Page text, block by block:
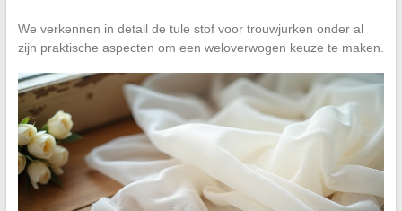
We verkennen in detail de tule stof voor trouwjurken onder al
zijn praktische aspecten om een weloverwogen keuze te maken.